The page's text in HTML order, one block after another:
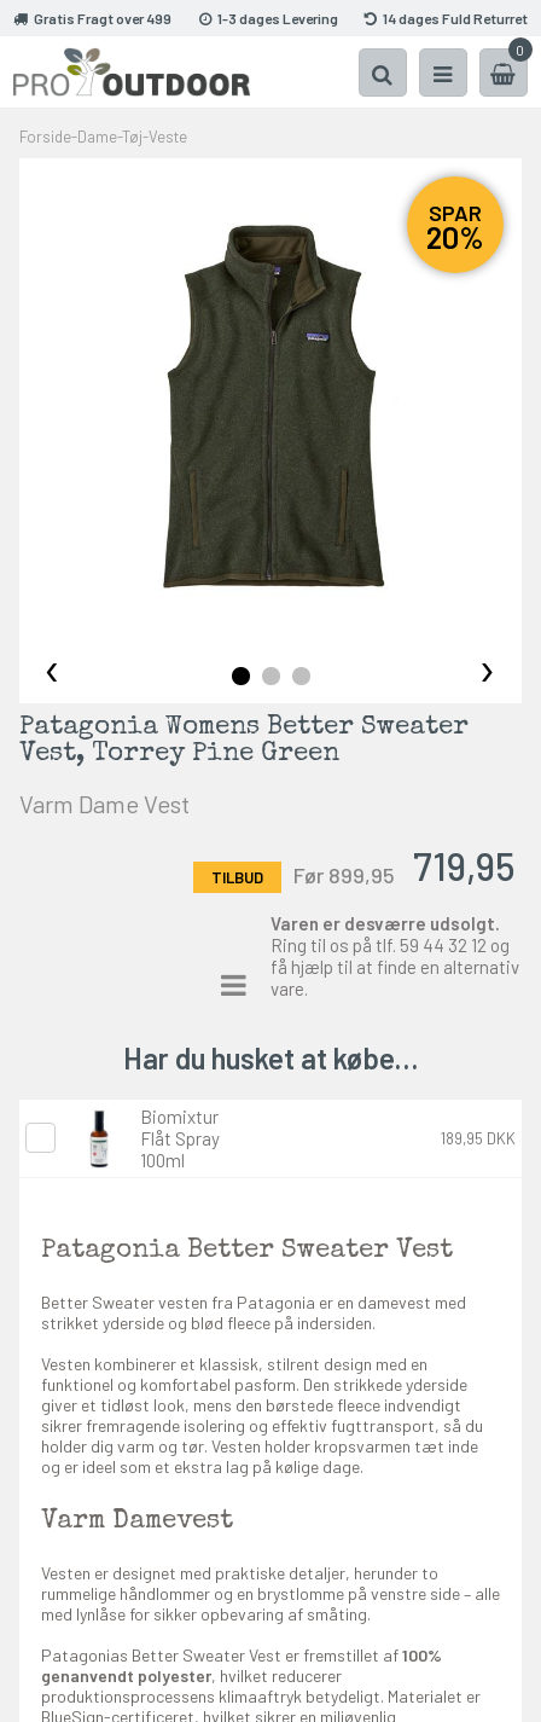
Gratis Fragt over 499 1-3 dages Levering
14 dages Fuld Returret
0
Forside-Dame-Tøj-Veste
SPAR
20%
‹ ›
Patagonia Womens Better Sweater
Vest, Torrey Pine Green
Varm Dame Vest
719,95
Før 899,95
Varen er desværre udsolgt.
Ring til os på tlf. 59 44 32 12 og
få hjælp til at finde en alternativ
vare.
Har du husket at købe…
Biomixtur
Flåt Spray
100ml
189,95 DKK
Patagonia Better Sweater Vest
Better Sweater vesten fra Patagonia er en damevest med
strikket yderside og blød fleece på indersiden.
Vesten kombinerer et klassisk, stilrent design med en
funktionel og komfortabel pasform. Den strikkede yderside
giver et tidløst look, mens den børstede fleece indvendigt
sikrer fremragende isolering og effektiv fugttransport, så du
holder dig varm og tør. Vesten holder kropsvarmen tæt inde
og er ideel som et ekstra lag på kølige dage.
Varm Damevest
Vesten er designet med praktiske detaljer, herunder to
rummelige håndlommer og en brystlomme på venstre side – alle
med lynlåse for sikker opbevaring af småting.
Patagonias Better Sweater Vest er fremstillet af100%
genanvendt polyester, hvilket reducerer
produktionsprocessens klimaaftryk betydeligt. Materialet er
BlueSign-certificeret, hvilket sikrer en miljøvenlig